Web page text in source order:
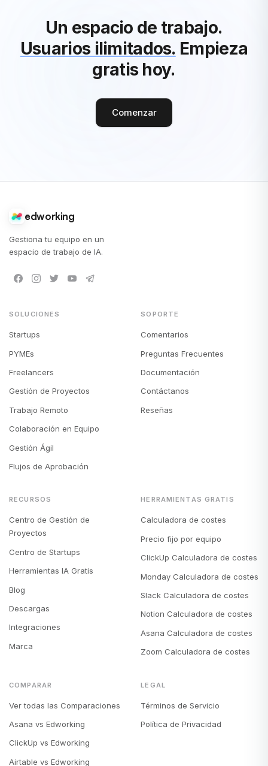
Un espacio de trabajo.
Usuarios ilimitados. Empieza
gratis hoy.
Comenzar
edworking
Gestiona tu equipo en un
espacio de trabajo de IA.
SOLUCIONES
Startups
PYMEs
Freelancers
Gestión de Proyectos
Trabajo Remoto
Colaboración en Equipo
Gestión Ágil
Flujos de Aprobación
SOPORTE
Comentarios
Preguntas Frecuentes
Documentación
Contáctanos
Reseñas
RECURSOS
Centro de Gestión de
Proyectos
Centro de Startups
Herramientas IA Gratis
Blog
Descargas
Integraciones
Marca
HERRAMIENTAS GRATIS
Calculadora de costes
Precio fijo por equipo
ClickUp Calculadora de costes
Monday Calculadora de costes
Slack Calculadora de costes
Notion Calculadora de costes
Asana Calculadora de costes
Zoom Calculadora de costes
COMPARAR
Ver todas las Comparaciones
Asana vs Edworking
ClickUp vs Edworking
Airtable vs Edworking
LEGAL
Términos de Servicio
Política de Privacidad